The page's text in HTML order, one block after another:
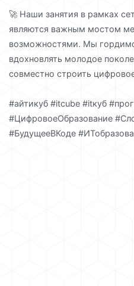
🚀 Наши занятия в рамках
являются важным мостом
возможностями. Мы
вдохновлять молодое
совместно строить
#айтикуб #itcube #itкуб
#ЦифровоеОбразование
#БудущееВКоде